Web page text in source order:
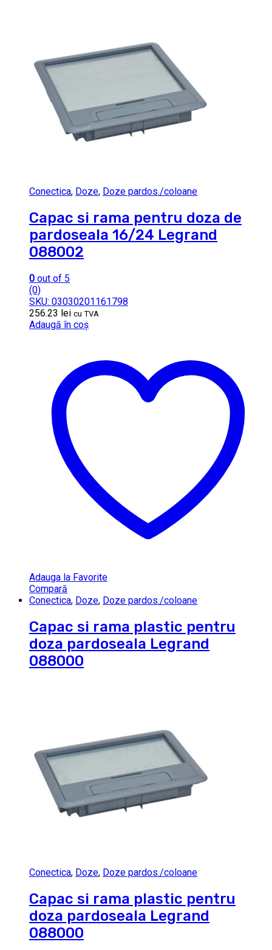
Conectica, Doze, Doze pardos./coloane
Capac si rama pentru doza de
pardoseala 16/24 Legrand
088002
0 out of 5
(0)
SKU: 03030201161798
256.23 lei cu TVA
Adaugă în coș
Adauga la Favorite
Compară
Conectica, Doze, Doze pardos./coloane
Capac si rama plastic pentru
doza pardoseala Legrand
088000
Conectica, Doze, Doze pardos./coloane
Capac si rama plastic pentru
doza pardoseala Legrand
088000